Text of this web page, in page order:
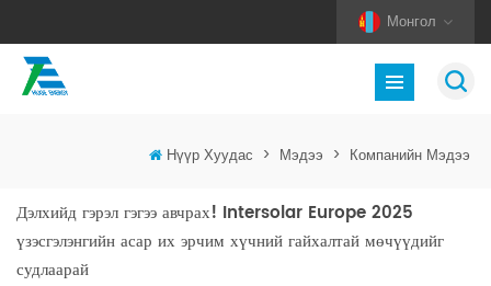
Монгол
Нүүр Хуудас > Мэдээ > Компанийн Мэдээ
Дэлхийд гэрэл гэгээ авчрах! Intersolar Europe 2025
үзэсгэлэнгийн асар их эрчим хүчний гайхалтай мөчүүдийг
судлаарай